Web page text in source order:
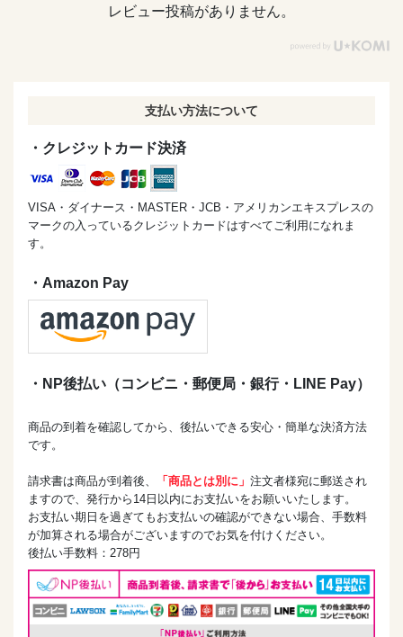
味付けのタイミングでオクラパウダーを
⁡ これが粉末で100gも入ってーる！
⁡ 着色料保存料不使用🫶！
⁡こちらのオクラパウダー
とろみが付くので離乳食にも◎✨
レシピ・写真のご提供、
レビュー投稿がありません。
支払い方法について
・クレジットカード決済
VISA・ダイナース・MASTER・JCB・アメリカンエキスプレスの
マークの入っているクレジットカードはすべてご利用になれま
す。
・Amazon Pay
・NP後払い（コンビニ・郵便局・銀行・LINE Pay）
商品の到着を確認してから、後払いできる安心・簡単な決済方法
です。
請求書は商品が到着後、 「商品とは別に」 注文者様宛に郵送され
ますので、発行から14日以内にお支払いをお願いいたします。
お支払い期日を過ぎてもお支払いの確認ができない場合、手数料
が加算される場合がございますのでお気を付けください。
後払い手数料：278円